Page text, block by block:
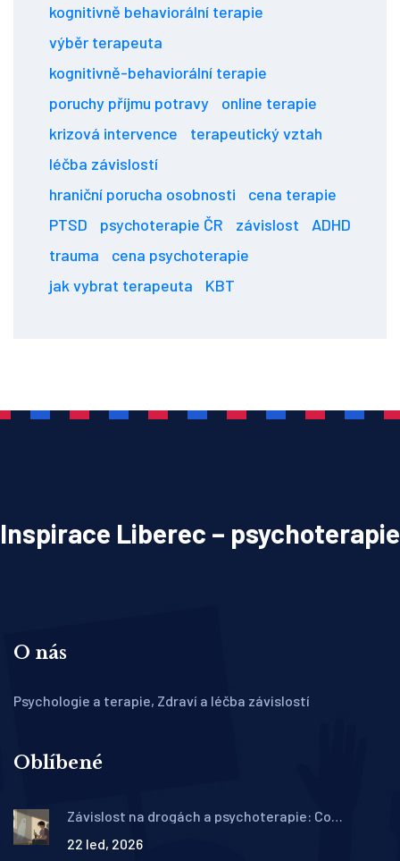
kognitivně behaviorální terapie
výběr terapeuta
kognitivně-behaviorální terapie
poruchy příjmu potravy
online terapie
krizová intervence
terapeutický vztah
léčba závislostí
hraniční porucha osobnosti
cena terapie
PTSD
psychoterapie ČR závislost
ADHD
trauma
cena psychoterapie
jak vybrat terapeuta
KBT
Inspirace Liberec – psychoterapie
O nás
Psychologie a terapie, Zdraví a léčba závislostí
Oblíbené
Závislost na drogách a psychoterapie: Co
22 led, 2026